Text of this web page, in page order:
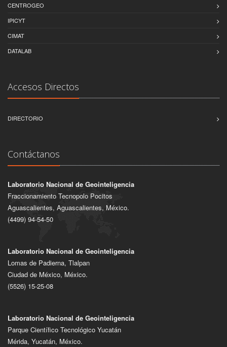
CENTROGEO
IPICYT
CIMAT
DATALAB
Accesos Directos
DIRECTORIO
Contáctanos
Laboratorio Nacional de Geointeligencia
Fraccionamiento Tecnopolo Pocitos
Aguascalientes, Aguascalientes, México.
(4499) 94-54-50
Laboratorio Nacional de Geointeligencia
Lomas de Padierna, Tlalpan
Ciudad de México, México.
(5526) 15-25-08
Laboratorio Nacional de Geointeligencia
Parque Científico Tecnológico Yucatán
Mérida, Yucatán, México.